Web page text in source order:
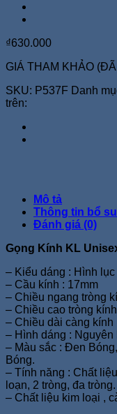
₫630.000
GIÁ THAM KHẢO
SKU: P537F Danh
trên:
Mô tả
Thông tin bổ
Đánh giá (0)
Gọng Kính KL
– Kiểu dáng : Hình
– Cầu kính : 17mm
– Chiều ngang tròng
– Chiều cao tròng
– Chiều dài càng kính
– Hình dáng : Nguyên
– Màu sắc : Đen
Bóng.
– Tính năng : Chất
loạn, 2 tròng, đa tròng.
– Chất liệu kim loại ,